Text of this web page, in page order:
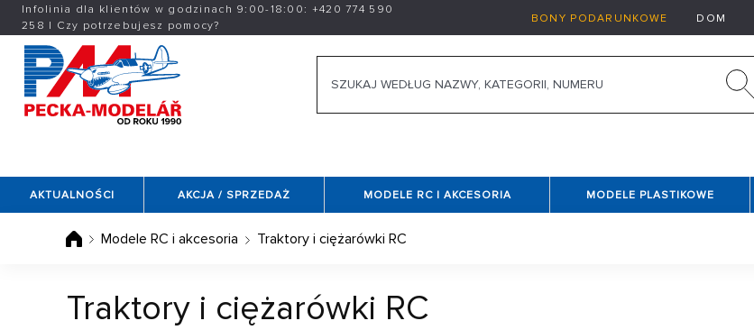
Infolinia dla klientów w godzinach 9:00-18:00: +420774 590
258 | Czy potrzebujesz pomocy? BONY PODARUNKOWE DOM
AKTUALNOŚCI AKCJA / SPRZEDAŻ MODELE RC I AKCESORIA MODELE PLASTIKOWE
Modele RC i akcesoria Traktory i ciężarówki RC
Traktory i ciężarówki RC